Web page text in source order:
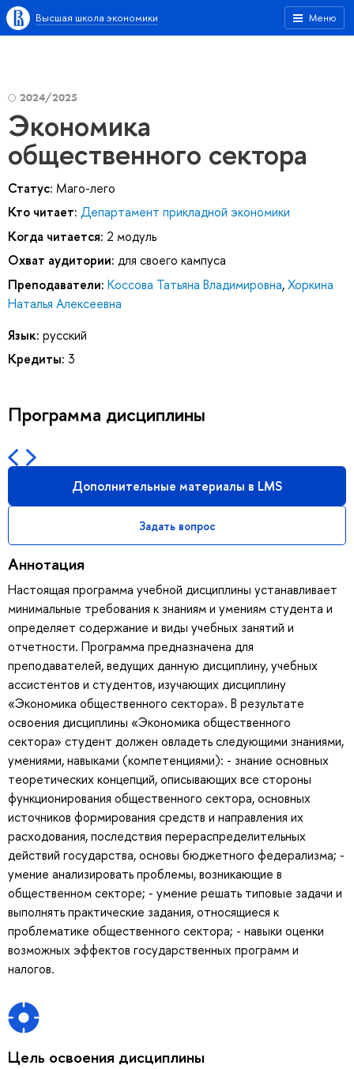
Меню
Высшая школа экономики
2024/2025
Экономика
общественного сектора
Статус: Маго-лего
Кто читает: Департамент прикладной экономики
Когда читается: 2 модуль
Охват аудитории: для своего кампуса
Преподаватели: Коссова Татьяна Владимировна,Хоркина
Наталья Алексеевна
Язык: русский
Кредиты: 3
Программа дисциплины
Дополнительные материалы в LMS
Задать вопрос
Аннотация
Настоящая программа учебной дисциплины устанавливает
минимальные требования к знаниям и умениям студента и
определяет содержание и виды учебных занятий и
отчетности. Программа предназначена для
преподавателей, ведущих данную дисциплину, учебных
ассистентов и студентов, изучающих дисциплину
«Экономика общественного сектора». В результате
освоения дисциплины «Экономика общественного
сектора» студент должен овладеть следующими знаниями,
умениями, навыками (компетенциями): - знание основных
теоретических концепций, описывающих все стороны
функционирования общественного сектора, основных
источников формирования средств и направления их
расходования, последствия перераспределительных
действий государства, основы бюджетного федерализма; -
умение анализировать проблемы, возникающие в
общественном секторе; - умение решать типовые задачи и
выполнять практические задания, относящиеся к
проблематике общественного сектора; - навыки оценки
возможных эффектов государственных программ и
налогов.
Цель освоения дисциплины